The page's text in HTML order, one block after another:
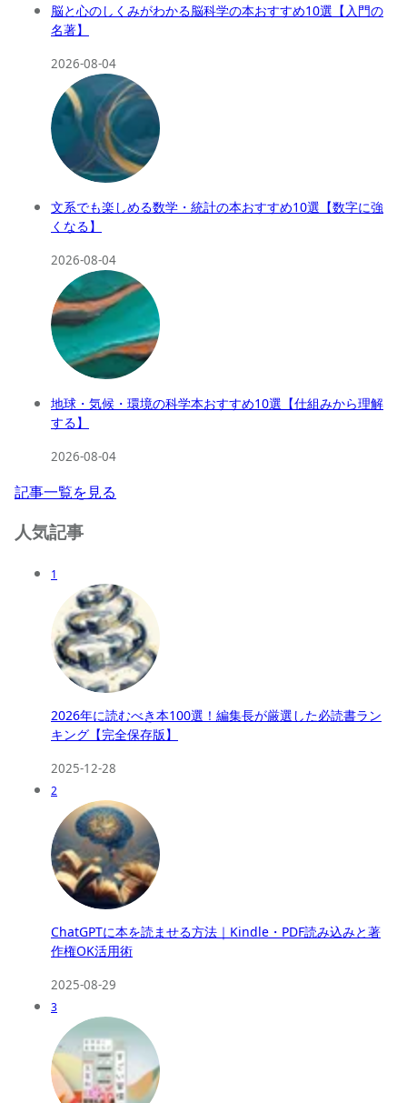
脳と心のしくみがわかる脳科学の本おすすめ10選【入門の
名著】
2026-08-04
文系でも楽しめる数学・統計の本おすすめ10選【数字に強
くなる】
2026-08-04
地球・気候・環境の科学本おすすめ10選【仕組みから理解
する】
2026-08-04
記事一覧を見る
人気記事
1
2026年に読むべき本100選！編集長が厳選した必読書ラン
キング【完全保存版】
2025-12-28
2
ChatGPTに本を読ませる方法｜Kindle・PDF読み込みと著
作権OK活用術
2025-08-29
3